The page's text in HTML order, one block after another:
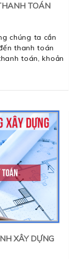
TOÁN
chúng ta cần
thanh toán
toán, khoản
XÂY DỰNG